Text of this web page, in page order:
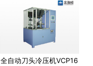
全自动刀头冷压机VCP16